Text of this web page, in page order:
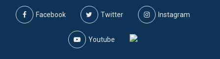
Facebook Twitter Instagram
Youtube